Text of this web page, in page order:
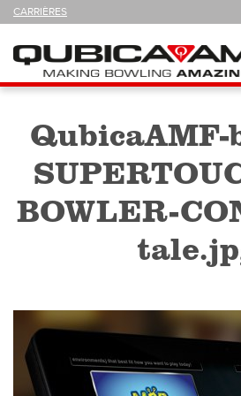
CARRIÈRES
NOUS
Navigation
BOWLER-